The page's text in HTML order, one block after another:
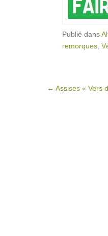
Publié dans
remorques
Post navigation
← Assises « Vers